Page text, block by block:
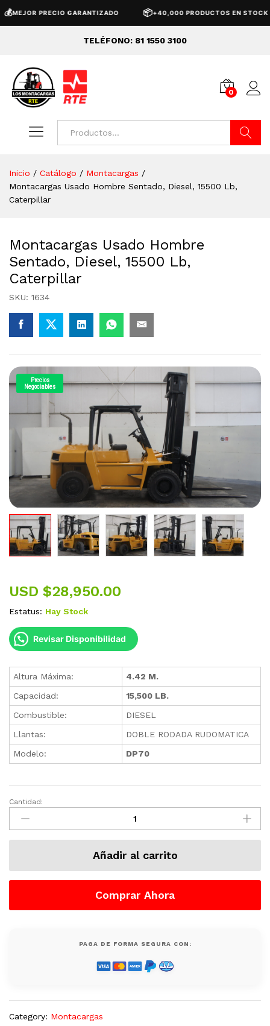
PRECIO GARANTIZADO +40,000 PRODUCTOS EN STOCK
TELÉFONO: 81 1550 3100
0
Inicio / Catálogo / Montacargas /
Montacargas Usado Hombre Sentado, Diesel, 15500 Lb,
Caterpillar
Montacargas Usado Hombre
Sentado, Diesel, 15500 Lb,
Caterpillar
SKU: 1634
Precios
Negociables
USD $28,950.00
Estatus: Hay Stock
Revisar Disponibilidad
Altura Máxima:
4.42 M.
Capacidad:
15,500 LB.
Combustible:
DIESEL
Llantas:
DOBLE RODADA RUDOMATICA
Modelo:
DP70
Montacargas
Usado
Hombre
15500
Lb,
quantity
Cantidad:
Añadir al carrito
Comprar Ahora
PAGA DE FORMA SEGURA CON:
Category: Montacargas